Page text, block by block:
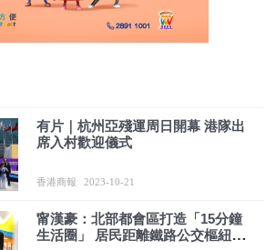
有片｜杭州亞殘運周日開幕 港隊出
席入村歡迎儀式
香港商報 2023-10-21
甯漢豪：北部都會區打造「15分鐘
生活圈」 居民距離鐵路公交樞紐